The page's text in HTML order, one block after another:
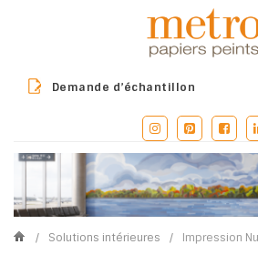
Demande d’échantillon
/ Solutions intérieures / Impression